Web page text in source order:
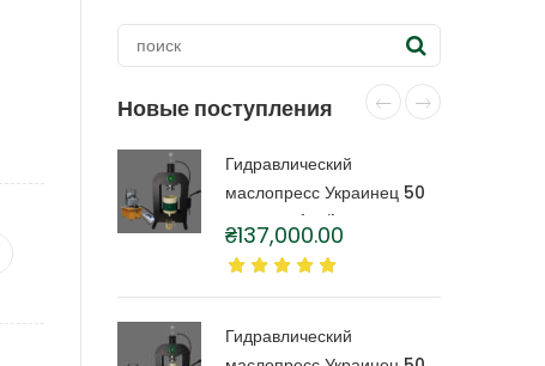
Новые поступления
Гидравлический
маслопресс Украинец 50
тонн CraftOil с
капролоновой бочкой 6
литров
₴137,000.00
Гидравлический